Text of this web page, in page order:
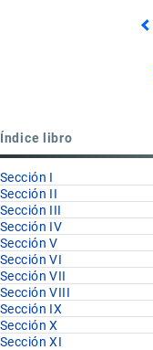
63.10
Índice libro
Sección I
Sección II
Sección III
Sección IV
Sección V
Sección VI
Sección VII
Sección VIII
Sección IX
Sección X
Sección XI